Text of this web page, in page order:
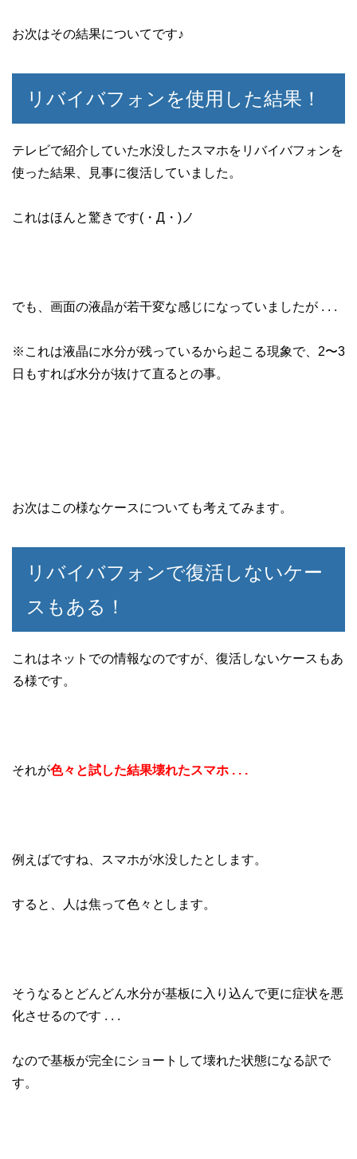
お次はその結果についてです♪
リバイバフォンを使用した結果！
テレビで紹介していた水没したスマホをリバイバフォンを
使った結果、見事に復活していました。
これはほんと驚きです(・Д・)ノ
でも、画面の液晶が若干変な感じになっていましたが . . .
※これは液晶に水分が残っているから起こる現象で、2〜3
日もすれば水分が抜けて直るとの事。
お次はこの様なケースについても考えてみます。
リバイバフォンで復活しないケー
スもある！
これはネットでの情報なのですが、復活しないケースもあ
る様です。
それが色々と試した結果壊れたスマホ . . .
例えばですね、スマホが水没したとします。
すると、人は焦って色々とします。
そうなるとどんどん水分が基板に入り込んで更に症状を悪
化させるのです . . .
なので基板が完全にショートして壊れた状態になる訳で
す。